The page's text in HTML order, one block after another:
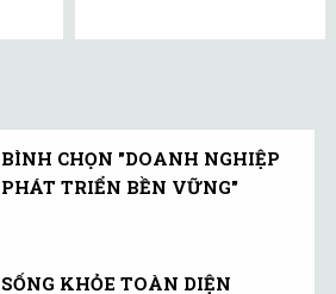
BÌNH CHỌN "DOANH NGHIỆP
PHÁT TRIỂN BỀN VỮNG"
SỐNG KHỎE TOÀN DIỆN